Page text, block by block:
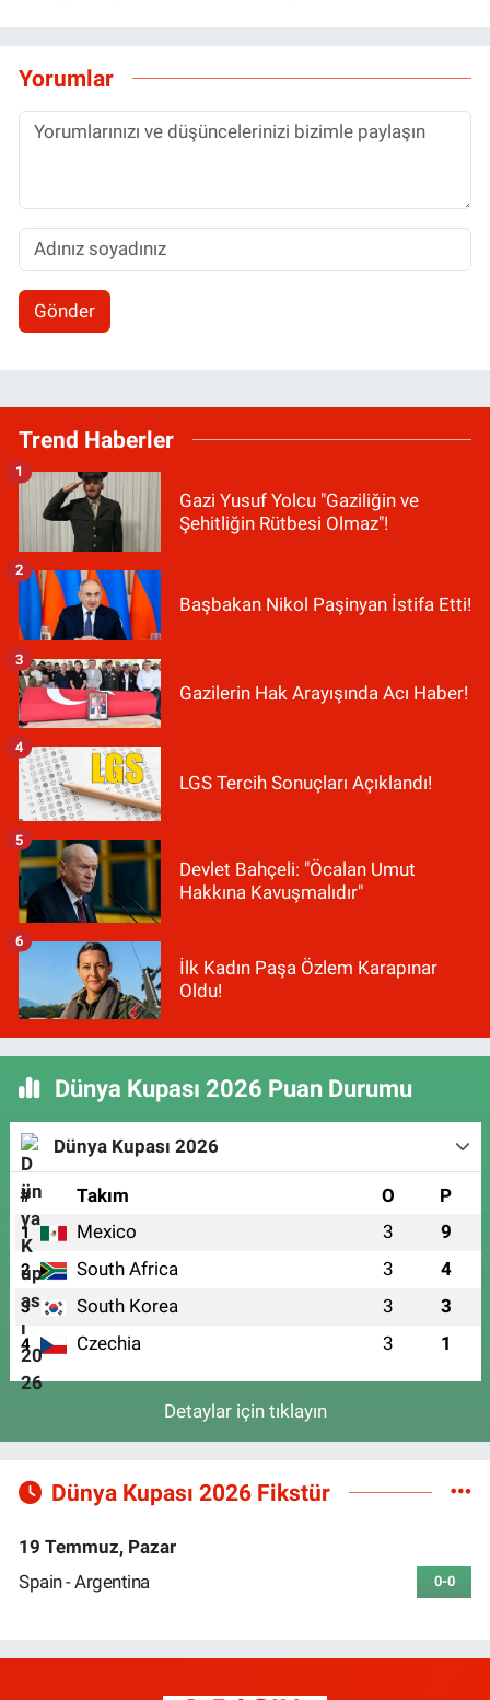
Yorumlar
Gönder
Trend Haberler
Gazi Yusuf Yolcu "Gaziliğin ve
Şehitliğin Rütbesi Olmaz"!
1
Başbakan Nikol Paşinyan İstifa Etti!
2
Gazilerin Hak Arayışında Acı Haber!
3
LGS Tercih Sonuçları Açıklandı!
4
Devlet Bahçeli: "Öcalan Umut
Hakkına Kavuşmalıdır"
5
İlk Kadın Paşa Özlem Karapınar
Oldu!
6
Dünya Kupası 2026 Puan Durumu
Dünya Kupası 2026
# Takım O P
1 Mexico 3 9
2 South Africa 3 4
3 South Korea 3 3
4 Czechia 3 1
Detaylar için tıklayın
Dünya Kupası 2026 Fikstür
19 Temmuz, Pazar
Spain - Argentina
0-0